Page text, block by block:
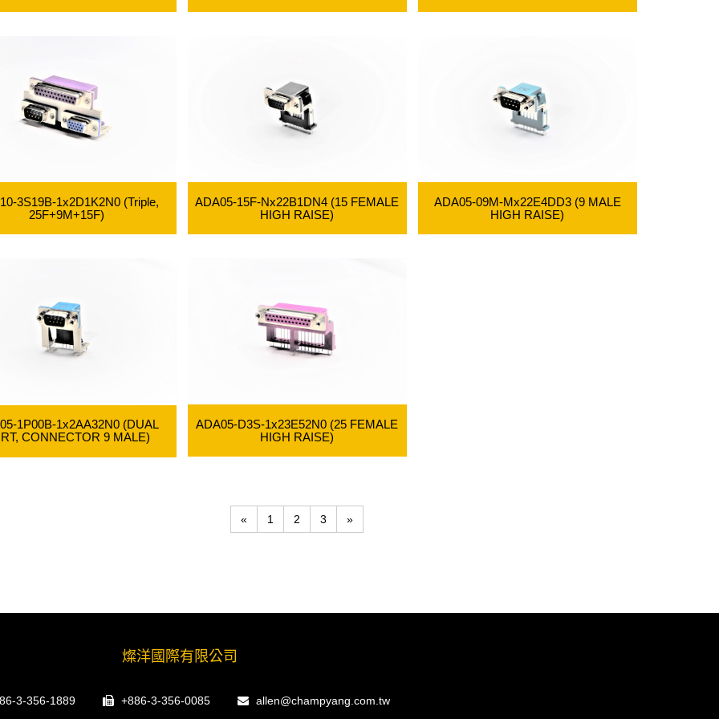
3S19B-1x2D1K2N0 (Triple,
25F+9M+15F)
ADA05-15F-Nx22B1DN4 (15 FEMALE
HIGH RAISE)
ADA05-09M-Mx22E4DD3 (9 MALE
HIGH RAISE)
1P00B-1x2AA32N0 (DUAL
CONNECTOR 9 MALE)
ADA05-D3S-1x23E52N0 (25 FEMALE
HIGH RAISE)
« 1 2 3 »
燦洋國際有限公司
3-356-1889 +886-3-356-0085 allen@champyang.com.tw